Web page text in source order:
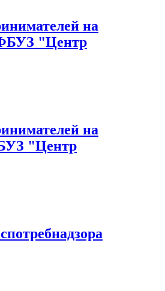
на
ФБУЗ "Центр
на
"Центр